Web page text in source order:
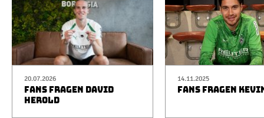
20.07.2026
FANS FRAGEN DAVID
HEROLD
14.11.2025
FANS FRAGEN